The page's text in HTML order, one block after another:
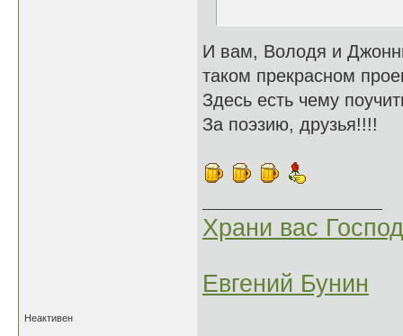
И вам, Володя и
таком прекрасном
Здесь есть чему
За поэзию, друзья!!!!
Храни вас
Евгений Бунин
Неактивен